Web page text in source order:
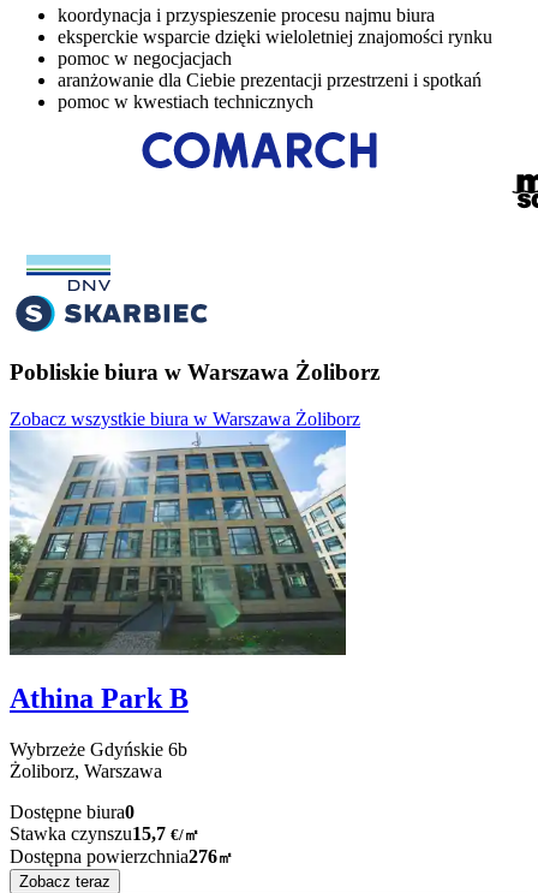
koordynacja i przyspieszenie procesu najmu biura
eksperckie wsparcie dzięki wieloletniej znajomości rynku
pomoc w negocjacjach
aranżowanie dla Ciebie prezentacji przestrzeni i spotkań
pomoc w kwestiach technicznych
Pobliskie biura w Warszawa Żoliborz
Zobacz wszystkie biura w Warszawa Żoliborz
Athina Park B
Wybrzeże Gdyńskie 6b
Żoliborz, Warszawa
Dostępne biura0
Stawka czynszu15,7 €/㎡
Dostępna powierzchnia276㎡
Zobacz teraz